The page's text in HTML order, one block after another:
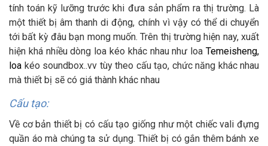
tính toán kỹ lưỡng trước khi đưa sản phẩm ra thị trường. Là
một thiết bị âm thanh di động, chính vì vậy có thể di chuyển
tới bất kỳ đâu bạn mong muốn. Trên thị trường hiện nay, xuất
hiện khá nhiều dòng loa kéo khác nhau như loa Temeisheng,
loa kéo soundbox..vv tùy theo cấu tạo, chức năng khác nhau
mà thiết bị sẽ có giá thành khác nhau
Cấu tạo:
Về cơ bản thiết bị có cấu tạo giống như một chiếc vali đựng
quần áo mà chúng ta sử dụng. Thiết bị có gắn thêm bánh xe